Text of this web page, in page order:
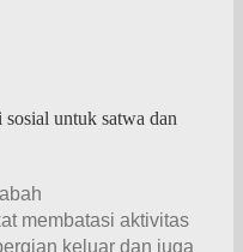
untuk satwa dan
membatasi aktivitas
keluar dan juga